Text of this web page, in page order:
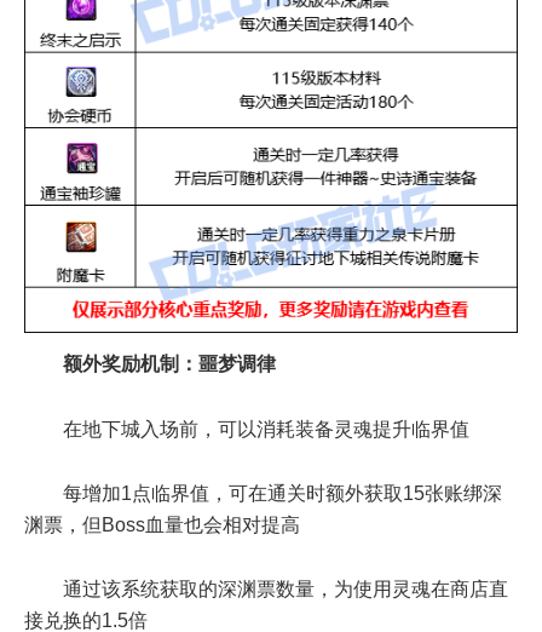
额外奖励机制：噩梦调律
在地下城入场前，可以消耗装备灵魂提升临界值
每增加1点临界值，可在通关时额外获取15张账绑深
渊票，但Boss血量也会相对提高
通过该系统获取的深渊票数量，为使用灵魂在商店直
接兑换的1.5倍